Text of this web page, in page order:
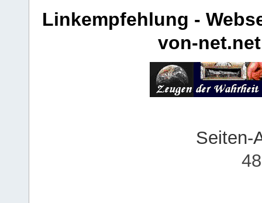
Linkempfehlung -
von-net.net
Seiten-